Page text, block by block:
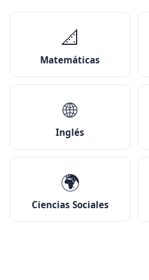
📐
Matemáticas
🌐
Inglés
🌍
Ciencias Sociales